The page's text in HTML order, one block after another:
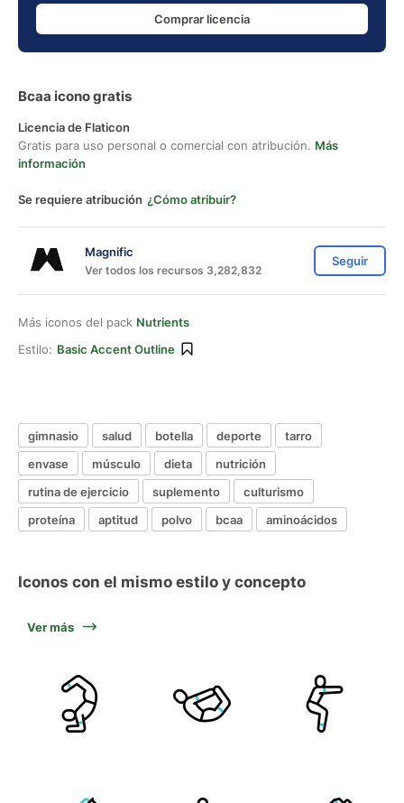
Comprar licencia
Bcaa icono gratis
Licencia de Flaticon
Gratis para uso personal o comercial con atribución. Más
información
Se requiere atribución ¿Cómo atribuir?
Magnific
Ver todos los recursos 3,282,832
Seguir
Más iconos del pack Nutrients
Estilo: Basic Accent Outline
gimnasio salud botella deporte
tarro
envase
músculo dieta
nutrición
rutina de ejercicio
suplemento
culturismo
proteína
aptitud polvo bcaa aminoácidos
Iconos con el mismo estilo y concepto
Ver más